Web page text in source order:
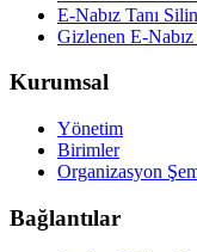
E-Nabız Tanı
Gizlenen E-
Kurumsal
Yönetim
Birimler
Organizasyon
Bağlantılar